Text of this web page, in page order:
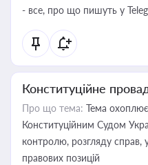
- все, про що пишуть у
Конституційне
Про що тема: Тема
Конституційним Судом
контролю, розгляду справ,
правових позицій